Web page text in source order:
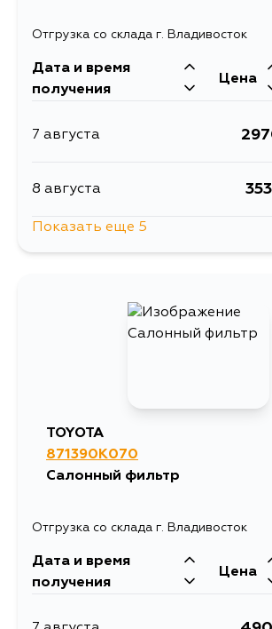
Отгрузка со склада г. Владивосток
Дата и время
получения
Цена
7 августа
8 августа
31 августа
Показать еще 5
TOYOTA
871390K070
Салонный фильтр
Отгрузка со склада г. Владивосток
Дата и время
получения
Цена